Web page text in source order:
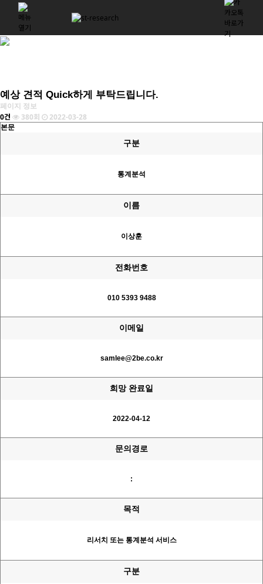
예상 견적 Quick하게 부탁드립니다.
페이지 정보
0건 380회 2022-03-28
본문
구분
통계분석
이름
이상훈
전화번호
010 5393 9488
이메일
samlee@2be.co.kr
희망 완료일
2022-04-12
문의경로
:
목적
리서치 또는 통계분석 서비스
구분